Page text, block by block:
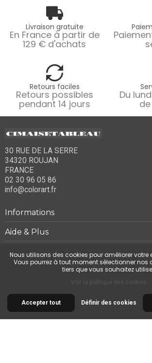
Livraison gratuite
En France à partir de
129 € d'achats
Retours faciles
Retours possibles
pendant 14 jours
Du
de
30 RUE DE LA SERRE
34320 ROUJAN
FRANCE
02 30 96 05 86
info@colorart.fr
Informations
Aide & Plus
Notre société
Contactez-nous
© 2026 Cimaise Tableau. Tous droits
Nous utilisons des cookies pour améliorer votre
Vous pourrez à tout moment sélectionner nos
tiers que vous souhaitez
Voir la politique des cookies
Accepter tout Définir des cookies